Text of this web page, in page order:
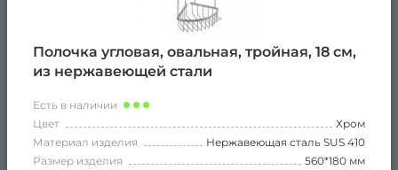
Полочка угловая, овальная, тройная, 18 см,
из нержавеющей стали
Есть в наличии
Цвет
Хром
Материал изделия
Нержавеющая сталь SUS 410
Размер изделия
560*180 мм